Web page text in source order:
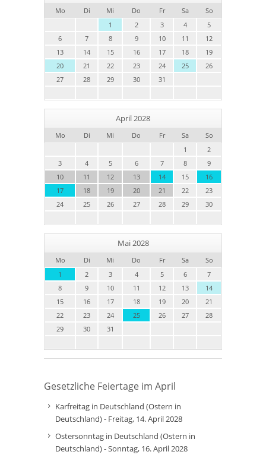
Mo Di Mi Do Fr Sa
So
1
2 3 4
5
6
7 8 9 10 11
12
13
14 15 16 17 18
19
20
21 22 23 24 25
26
27
28 29 30 31
April 2028
Mo Di Mi Do Fr Sa
So
1
2
3
4 5 6 7 8
9
10
11 12 13 14 15
16
17
18 19 20 21 22
23
24
25 26 27 28 29 30
Mai 2028
Mo Di Mi Do Fr Sa
So
1
2 3 4 5 6
7
8
9 10 11 12 13
14
15
16 17 18 19 20
21
22
23 24 25 26 27
28
29
30 31
Gesetzliche Feiertage im April
Karfreitag in Deutschland (Ostern in
Deutschland) - Freitag, 14. April 2028
Ostersonntag in Deutschland (Ostern in
Deutschland) - Sonntag, 16. April 2028